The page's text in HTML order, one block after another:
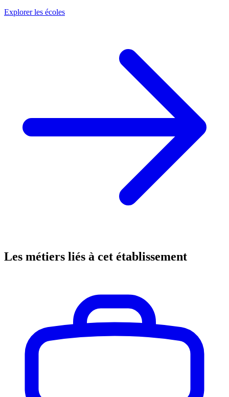
Explorer les écoles
Les métiers liés à cet établissement